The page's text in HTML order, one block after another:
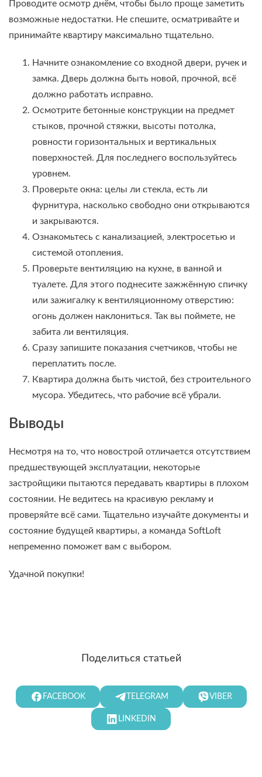
Проводите осмотр днём, чтобы было проще заметить
возможные недостатки. Не спешите, осматривайте и
принимайте квартиру максимально тщательно.
Начните ознакомление со входной двери, ручек и
замка. Дверь должна быть новой, прочной, всё
должно работать исправно.
Осмотрите бетонные конструкции на предмет
стыков, прочной стяжки, высоты потолка,
ровности горизонтальных и вертикальных
поверхностей. Для последнего воспользуйтесь
уровнем.
Проверьте окна: целы ли стекла, есть ли
фурнитура, насколько свободно они открываются
и закрываются.
Ознакомьтесь с канализацией, электросетью и
системой отопления.
Проверьте вентиляцию на кухне, в ванной и
туалете. Для этого поднесите зажжённую спичку
или зажигалку к вентиляционному отверстию:
огонь должен наклониться. Так вы поймете, не
забита ли вентиляция.
Сразу запишите показания счетчиков, чтобы не
переплатить после.
Квартира должна быть чистой, без строительного
мусора. Убедитесь, что рабочие всё убрали.
Выводы
Несмотря на то, что новострой отличается отсутствием
предшествующей эксплуатации, некоторые
застройщики пытаются передавать квартиры в плохом
состоянии. Не ведитесь на красивую рекламу и
проверяйте всё сами. Тщательно изучайте документы и
состояние будущей квартиры, а команда SoftLoft
непременно поможет вам с выбором.
Удачной покупки!
Поделиться статьей
FACEBOOK TELEGRAM VIBER
LINKEDIN